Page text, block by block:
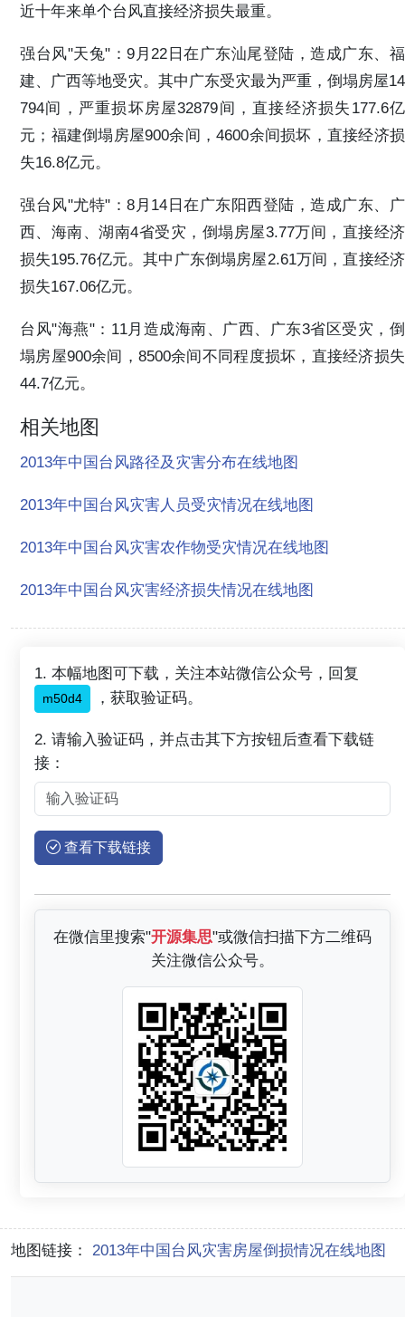
近十年来单个台风直接经济损失最重。
强台风"天兔"：9月22日在广东汕尾登陆，造成广东、福
建、广西等地受灾。其中广东受灾最为严重，倒塌房屋14
794间，严重损坏房屋32879间，直接经济损失177.6亿
元；福建倒塌房屋900余间，4600余间损坏，直接经济损
失16.8亿元。
强台风"尤特"：8月14日在广东阳西登陆，造成广东、广
西、海南、湖南4省受灾，倒塌房屋3.77万间，直接经济
损失195.76亿元。其中广东倒塌房屋2.61万间，直接经济
损失167.06亿元。
台风"海燕"：11月造成海南、广西、广东3省区受灾，倒
塌房屋900余间，8500余间不同程度损坏，直接经济损失
44.7亿元。
相关地图
2013年中国台风路径及灾害分布在线地图
2013年中国台风灾害人员受灾情况在线地图
2013年中国台风灾害农作物受灾情况在线地图
2013年中国台风灾害经济损失情况在线地图
1. 本幅地图可下载，关注本站微信公众号，回复
m50d4 ，获取验证码。
2. 请输入验证码，并点击其下方按钮后查看下载链
接：
查看下载链接
在微信里搜索"开源集思"或微信扫描下方二维码
关注微信公众号。
地图链接： 2013年中国台风灾害房屋倒损情况在线地图